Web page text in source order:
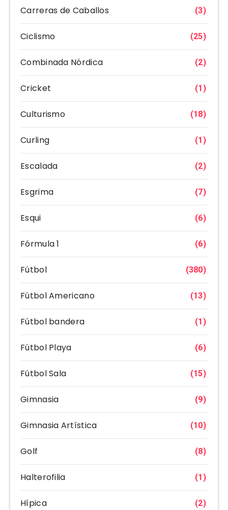
Carreras de Caballos (3)
Ciclismo (25)
Combinada Nórdica (2)
Cricket (1)
Culturismo (18)
Curling (1)
Escalada (2)
Esgrima (7)
Esqui (6)
Fórmula 1 (6)
Fútbol (380)
Fútbol Americano (13)
Fútbol bandera (1)
Fútbol Playa (6)
Fútbol Sala (15)
Gimnasia (9)
Gimnasia Artística (10)
Golf (8)
Halterofilia (1)
Hípica (2)